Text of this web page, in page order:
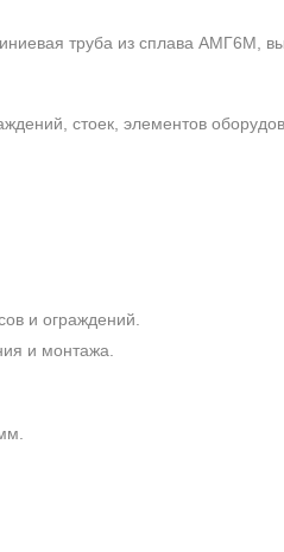
труба из сплава АМГ6М,
стоек, элементов
и ограждений.
и монтажа.